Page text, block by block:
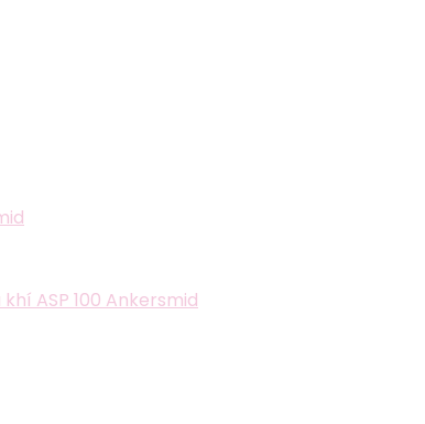
ASP 100 Ankersmid